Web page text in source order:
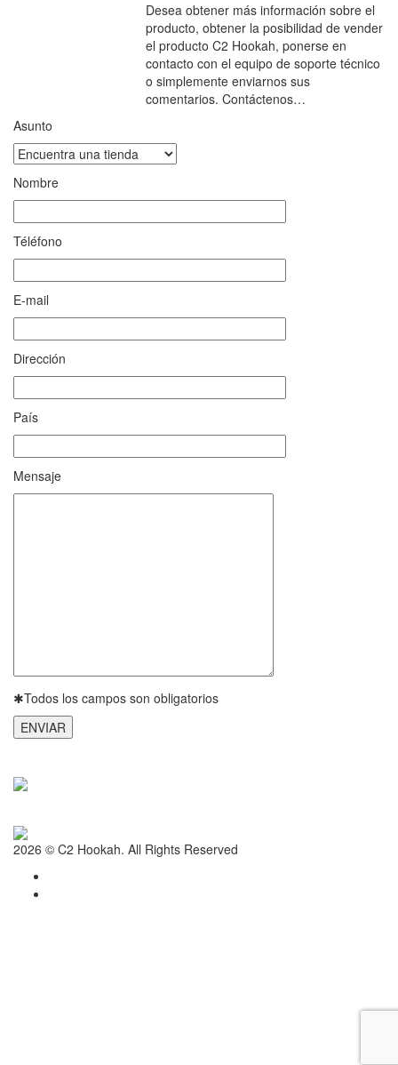
Desea obtener más información sobre el
producto, obtener la posibilidad de vender
el producto C2 Hookah, ponerse en
contacto con el equipo de soporte técnico
o simplemente enviarnos sus
comentarios. Contáctenos…
Asunto
Nombre
Téléfono
E-mail
Dirección
País
Mensaje
✱Todos los campos son obligatorios
2026 © C2 Hookah. All Rights Reserved